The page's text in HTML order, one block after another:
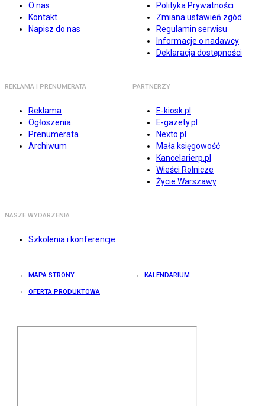
O nas
Kontakt
Napisz do nas
Polityka Prywatności
Zmiana ustawień zgód
Regulamin serwisu
Informacje o nadawcy
Deklaracja dostępności
REKLAMA I PRENUMERATA
Reklama
Ogłoszenia
Prenumerata
Archiwum
PARTNERZY
E-kiosk.pl
E-gazety.pl
Nexto.pl
Mała księgowość
Kancelarierp.pl
Wieści Rolnicze
Życie Warszawy
NASZE WYDARZENIA
Szkolenia i konferencje
MAPA STRONY KALENDARIUM
OFERTA PRODUKTOWA